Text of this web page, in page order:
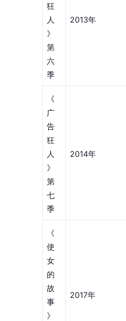
狂
人
》
第
六
季
2013年
《
广
告
狂
人
》
第
七
季
2014年
《
使
女
的
故
事
》
2017年